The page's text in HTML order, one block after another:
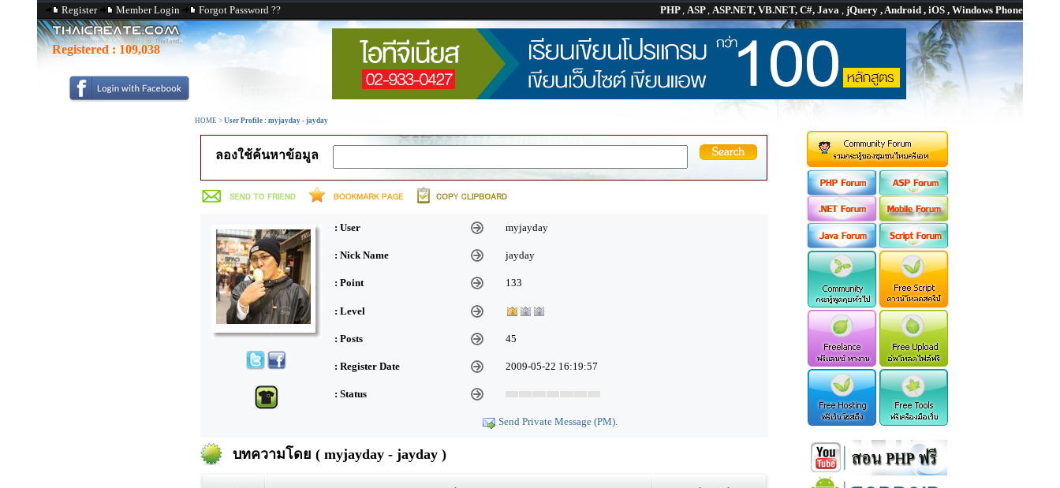
Register Member Login Forgot Password ?? PHP, ASP, ASP.NET, VB.NET, C#, Java , jQuery , Android , iOS , Windows Phone
Registered : 109,038
HOME > User Profile : myjayday - jayday
ลองใช้ค้นหาข้อมูล
: User myjayday
: Nick Name jayday
: Point 133
: Level
: Posts 45
: Register Date 2009-05-22 16:19:57
: Status
Send Private Message (PM).
บทความโดย ( myjayday - jayday )